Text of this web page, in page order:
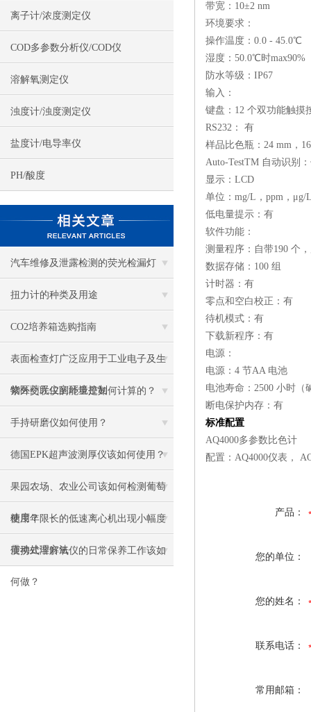
离子计/浓度测定仪
COD多参数分析仪/COD仪
溶解氧测定仪
浊度计/浊度测定仪
盐度计/电导率仪
PH/酸度
汽车维修及泄露检测的荧光检漏灯
扭力计的种类及用途
CO2培养箱选购指南
表面检查灯广泛应用于工业电子及生
物医药无尘室环境控制
紫外交联仪的能量是如何计算的？
手持研磨仪如何使用？
德国EPK超声波测厚仪该如何使用？
果园农场、农业公司该如何检测葡萄
糖度？
使用年限长的低速离心机出现小幅度
震动处理方法
便携式溶解氧仪的日常保养工作该如
何做？
带宽：10±2 nm
环境要求：
操作温度：0.0 - 45.0℃
湿度：50.0℃时max90%
防水等级：IP67
输入：
键盘：12 个双功能触摸
RS232： 有
样品比色瓶：24 mm，
Auto-TestTM 自动识别
显示：LCD
单位：mg/L，ppm，
低电量提示：有
软件功能：
测量程序：自带190 个
数据存储：100 组
计时器：有
零点和空白校正：有
待机模式：有
下载新程序：有
电源：
电源：4 节AA 电池
电池寿命：2500 小时
断电保护内存：有
标准配置
AQ4000多参数比色计
配置：AQ4000仪表，
产品：
您的单位：
您的姓名：
联系电话：
常用邮箱：